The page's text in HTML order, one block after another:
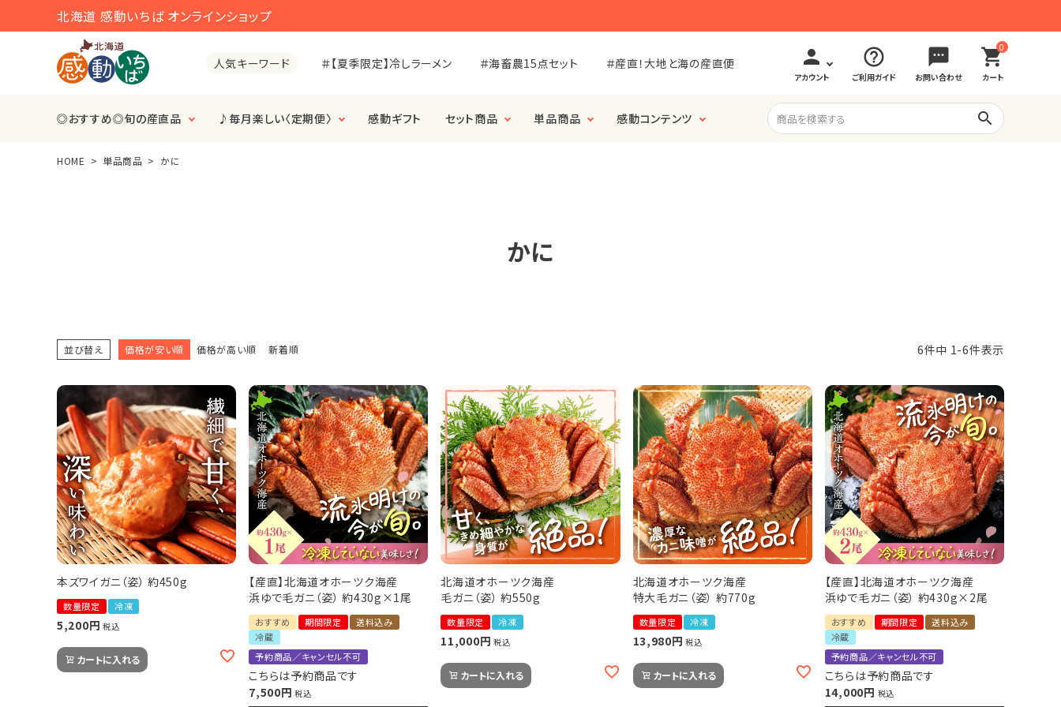
北海道 感動いちば オンラインショップ
人気キーワード ＃【夏季限定】冷しラーメン ＃海畜農15点セット ＃産直！大地と海の産直便 person
アカウント
help_outline
ご利用ガイド
sms
お問い合わせ
0
shopping_cart
カート
◎おすすめ◎旬の産直品 ♪毎月楽しい〈定期便〉 感動ギフト セット商品 単品商品 感動コンテンツ search
感動ギフト
セット商品
単品商品
感動いちばのこだわり
カンドーマガジン
簡単！おいしい♪楽うまレシピ
とついようこの「浜ばか♡の部屋」
HOME 単品商品 かに
かに
並び替え 価格が安い順 価格が高い順 新着順 6件中 1-6件表示
本ズワイガニ（姿） 約450g
数量限定 冷凍
5,200 税込
カートに入れる
【産直】北海道オホーツク海産
浜ゆで毛ガニ（姿） 約430g×1尾
おすすめ 期間限定
送料込み
冷蔵
予約商品／キャンセル不可
こちらは予約商品です
7,500
税込
北海道オホーツク海産
毛ガニ（姿） 約550g
数量限定 冷凍
11,000 税込
カートに入れる
北海道オホーツク海産
特大毛ガニ（姿） 約770g
数量限定 冷凍
13,980 税込
カートに入れる
【産直】北海道オホーツク海産
浜ゆで毛ガニ（姿） 約430g×2尾
おすすめ 期間限定
送料込み
冷蔵
予約商品／キャンセル不可
こちらは予約商品です
14,000
税込